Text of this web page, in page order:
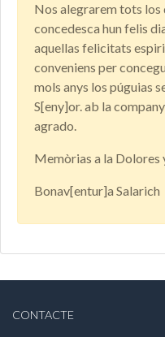
Nos alegrarem tots los
concedesca hun felis
aquellas felicitats
conveniens per
mols anys los púguias
S[eny]or. ab la
agrado.
Memòrias a la Dolores
Bonav[entur]a Salarich
CONTACTE